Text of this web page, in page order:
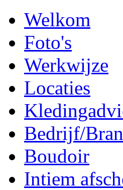
Welkom
Foto's
Werkwijze
Locaties
Bedrijf/
Boudoir
Intiem